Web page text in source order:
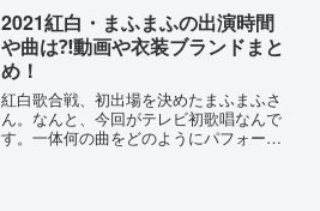
スでは？といったSNSの声をまとめまし
た。...
2021紅白・まふまふの出演時間
や曲は⁈動画や衣装ブランドまと
め！
紅白歌合戦、初出場を決めたまふまふさ
ん。なんと、今回がテレビ初歌唱なんで
す。一体何の曲をどのようにパフォーマ